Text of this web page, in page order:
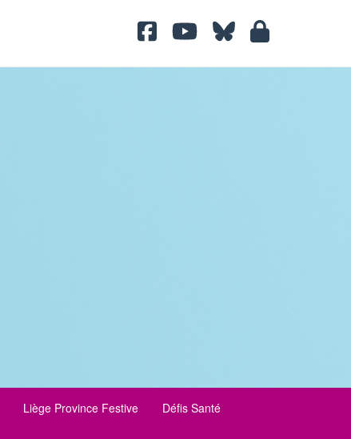
Liège Province Festive Défis Santé